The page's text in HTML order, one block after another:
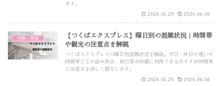
ます。
2026.01.20 2026.06.06
列車・特急
【つくばエクスプレス】曜日別の混雑状況｜時間帯
や観光の注意点を解説
つくばエクスプレスの曜日別混雑状況を解説。平日・休日の違いや
時間帯ごとの混み具合、旅行客が快適に利用できるおすすめ時間帯
と注意点を詳しく紹介します。
2026.01.20 2026.06.06